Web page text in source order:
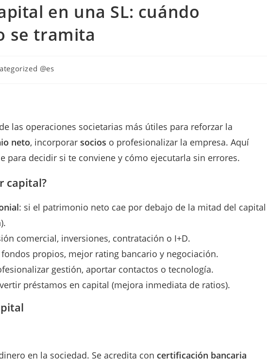
en una SL: cuándo
se tramita
@es
las operaciones societarias más útiles para reforzar la
neto, incorporar socios o profesionalizar la empresa. Aquí
para decidir si te conviene y cómo ejecutarla sin errores.
capital?
: si el patrimonio neto cae por debajo de la mitad del capital
comercial, inversiones, contratación o I+D.
fondos propios, mejor rating bancario y negociación.
gestión, aportar contactos o tecnología.
préstamos en capital (mejora inmediata de ratios).
en la sociedad. Se acredita con certificación bancaria